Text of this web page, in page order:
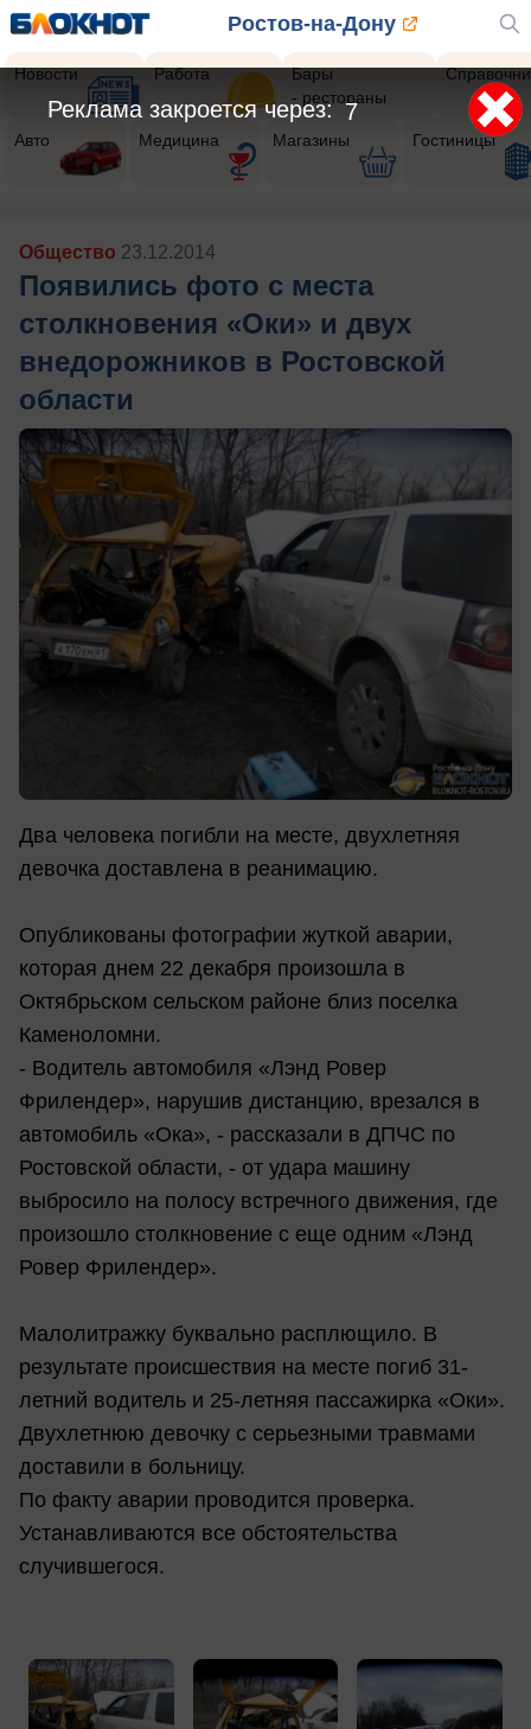
Ростов-на-Дону
Новости Работа
Бары
- рестораны
Авто Медицина Магазины Гостиницы
Общество 23.12.2014
Появились фото с места
столкновения «Оки» и двух
внедорожников в Ростовской
области
Два человека погибли на месте, двухлетняя
девочка доставлена в реанимацию.
Опубликованы фотографии жуткой аварии,
которая днем 22 декабря произошла в
Октябрьском сельском районе близ поселка
Каменоломни.
- Водитель автомобиля «Лэнд Ровер
Фрилендер», нарушив дистанцию, врезался в
автомобиль «Ока», - рассказали в ДПЧС по
Ростовской области, - от удара машину
выбросило на полосу встречного движения, где
произошло столкновение с еще одним «Лэнд
Ровер Фрилендер».
Малолитражку буквально расплющило. В
результате происшествия на месте погиб 31-
летний водитель и 25-летняя пассажирка «Оки».
Двухлетнюю девочку с серьезными травмами
доставили в больницу.
По факту аварии проводится проверка.
Устанавливаются все обстоятельства
случившегося.
4
Реклама закроется через: